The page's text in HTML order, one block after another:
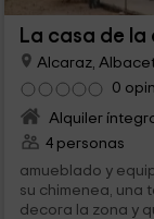
La casa de la
Alcaraz,
0
Alquiler
4 personas
amueblado y
su chimenea, una
decora la zona y